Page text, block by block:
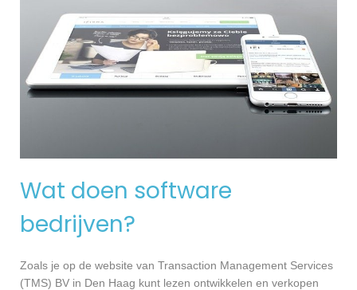
Wat doen software
bedrijven?
Zoals je op de website van Transaction Management Services
(TMS) BV in Den Haag kunt lezen ontwikkelen en verkopen